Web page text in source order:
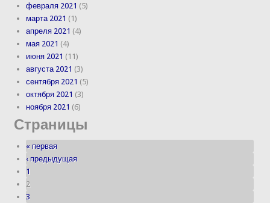
февраля 2021 (5)
марта 2021 (1)
апреля 2021 (4)
мая 2021 (4)
июня 2021 (11)
августа 2021 (3)
сентября 2021 (5)
октября 2021 (3)
ноября 2021 (6)
Страницы
« первая
‹ предыдущая
1
2
3